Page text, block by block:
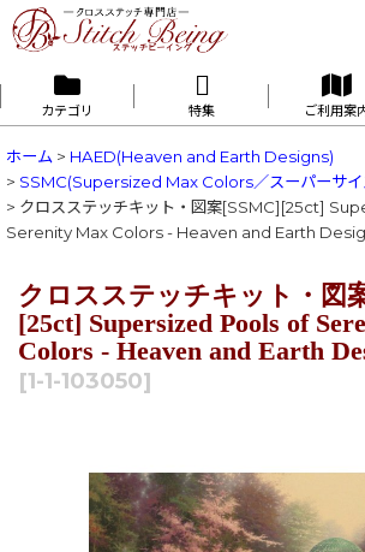
カテゴリ 特集 ご利用案
ホーム > HAED(Heaven and Earth Designs)
> SSMC(Supersized Max Colors／スーパーサイ
> クロスステッチキット・図案[SSMC][25ct]
Serenity Max Colors - Heaven and Earth
クロスステッチキット・図
[25ct] Supersized Pools of
Colors - Heaven and Earth
[1-1-103050]